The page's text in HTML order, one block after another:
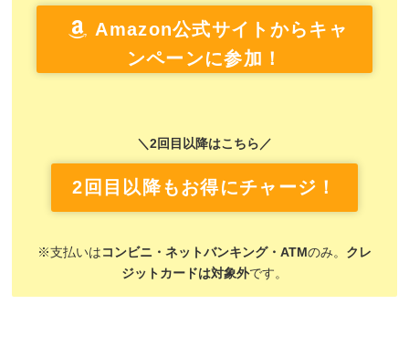
Amazon公式サイトからキャ
ンペーンに参加！
＼2回目以降はこちら／
2回目以降もお得にチャージ！
※支払いは コンビニ・ネットバンキング・ATMのみ。 クレ
ジットカードは対象外です。